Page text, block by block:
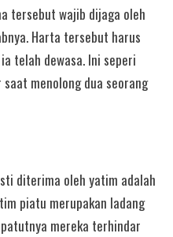
tersebut wajib dijaga oleh
Harta tersebut harus
telah dewasa. Ini seperi
menolong dua seorang
diterima oleh yatim adalah
piatu merupakan ladang
mereka terhindar